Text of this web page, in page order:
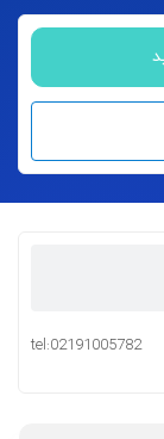
tel:02191005782